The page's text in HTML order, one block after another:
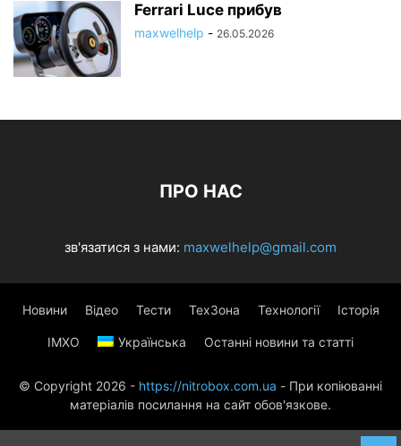
Ferrari Luce прибув
maxwelhelp - 26.05.2026
ПРО НАС
зв'язатися з нами: maxwelhelp@gmail.com
Новини Відео Тести ТехЗона Технології Історія
ІМХО Українська Останні новини та статті
© Copyright 2026 - https://nitrobox.com.ua - При копіюванні
матеріалів посилання на сайт обов'язкове.